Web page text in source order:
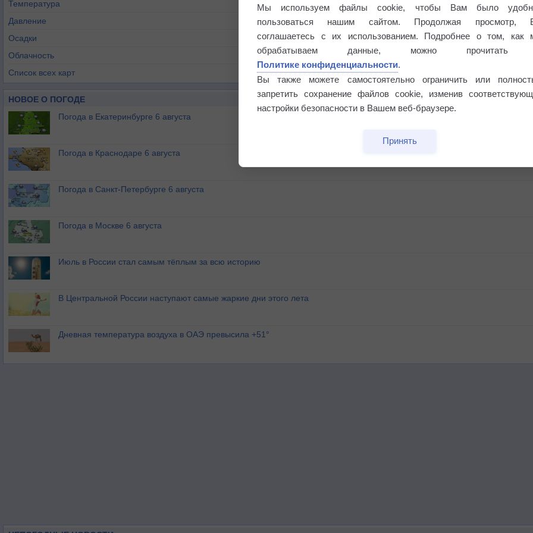
Температура
Давление
Осадки
Облачность
Список всех карт
НОВОЕ О ПОГОДЕ
Погода в Екатеринбурге 6 августа
Погода в Краснодаре 6 августа
Погода в Санкт-Петербурге 6 августа
Погода в Москве 6 августа
Июль в России стал самым тёплым за всю историю
В Центральной России наступают самые жаркие дни этого лета
Дневная температура воздуха в ОАЭ превысила +51°
Мы используем файлы cookie, чтобы Вам было
пользоваться нашим сайтом. Продолжая просмотр,
соглашаетесь с их использованием. Подробнее о том, как
обрабатываем данные, можно прочитать
Политике конфиденциальности.
Вы также можете самостоятельно ограничить или
запретить сохранение файлов cookie, изменив
настройки безопасности в Вашем веб-браузере.
Принять